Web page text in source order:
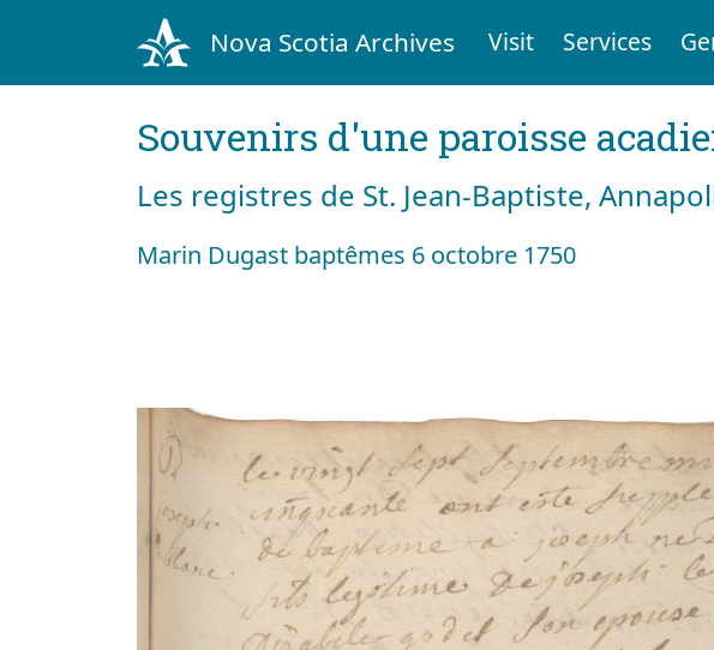
Nova Scotia Archives Visit Services
Souvenirs d'une paroisse
Les registres de St. Jean-Baptiste,
Marin Dugast baptêmes 6 octobre 1750